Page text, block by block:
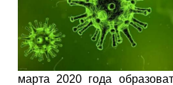
марта 2020 года